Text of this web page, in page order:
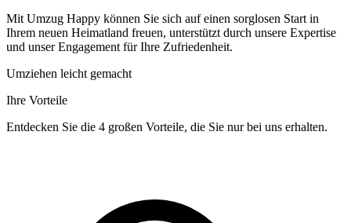
Mit Umzug Happy können Sie sich auf einen sorglosen Start in
Ihrem neuen Heimatland freuen, unterstützt durch unsere Expertise
und unser Engagement für Ihre Zufriedenheit.
Umziehen leicht gemacht
Ihre Vorteile
Entdecken Sie die 4 großen Vorteile, die Sie nur bei uns erhalten.